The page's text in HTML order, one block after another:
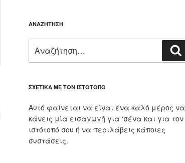
ΑΝΑΖΉΤΗΣΗ
για:
ΣΧΕΤΙΚΆ ΜΕ ΤΟΝ ΙΣΤΌΤΟΠΟ
Αυτό φαίνεται να είναι ένα καλό μέρος να
κάνεις μία εισαγωγή για ‘σένα και για τον
ιστότοπό σου ή να περιλάβεις κάποιες
συστάσεις.